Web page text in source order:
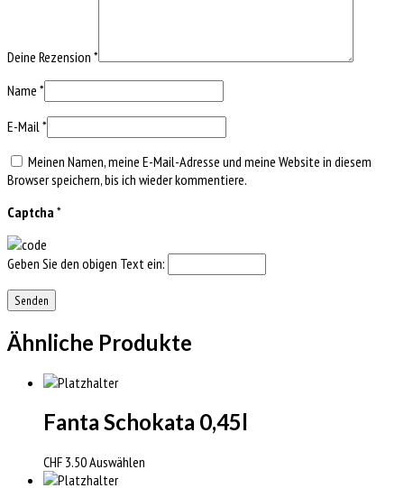
Deine Rezension *
Name *
E-Mail *
Meinen Namen, meine E-Mail-Adresse und meine Website in diesem
Browser speichern, bis ich wieder kommentiere.
Captcha *
Geben Sie den obigen Text ein:
Ähnliche Produkte
Fanta Schokata 0,45l
CHF 3.50Auswählen